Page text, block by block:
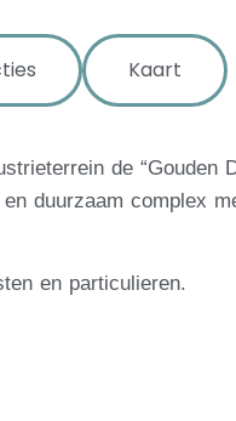
Kaart
de “Gouden
duurzaam complex
en particulieren.